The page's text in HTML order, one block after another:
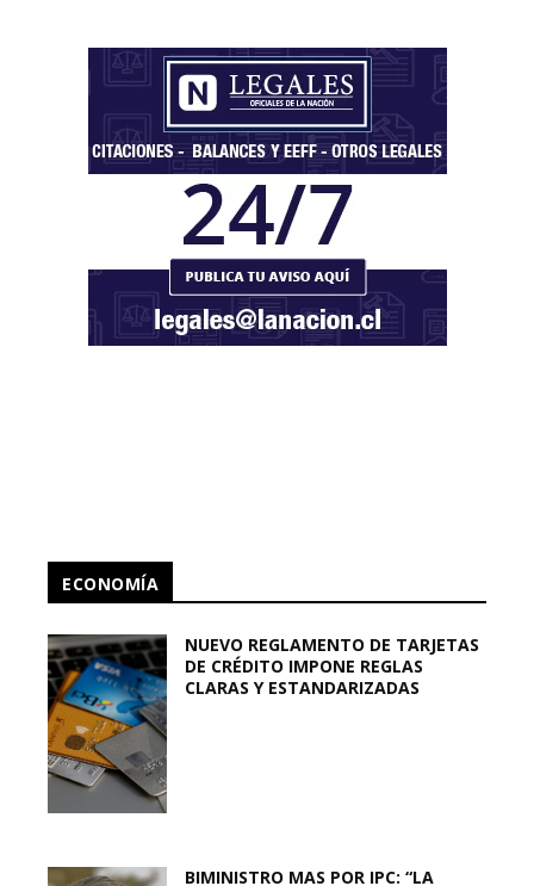
ECONOMÍA
NUEVO REGLAMENTO DE TARJETAS
DE CRÉDITO IMPONE REGLAS
CLARAS Y ESTANDARIZADAS
BIMINISTRO MAS POR IPC: “LA